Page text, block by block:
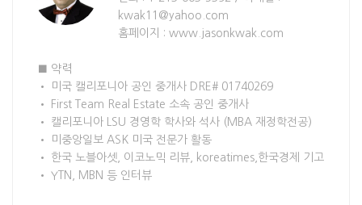
kwak11@yahoo.com
홈페이지 : www.jasonkwak.com
■ 약력
• 미국 캘리포니아 공인 중개사 DRE# 01740269
• First Team Real Estate 소속 공인 중개사
• 캘리포니아 LSU 경영학 학사와 석사 (MBA 재정학전공)
• 미중앙일보 ASK 미국 전문가 활동
• 한국 노블아셋, 이코노믹 리뷰, koreatimes,한국경제 기고
• YTN, MBN 등 인터뷰